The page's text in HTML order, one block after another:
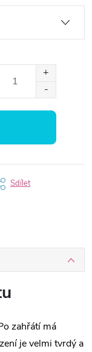
Sdílet
zahřátí má
je velmi tvrdý a